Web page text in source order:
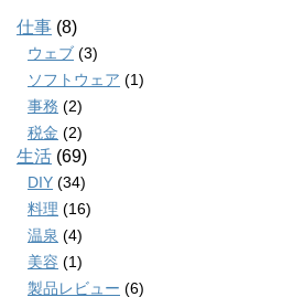
仕事 (8)
ウェブ (3)
ソフトウェア (1)
事務 (2)
税金 (2)
生活 (69)
DIY (34)
料理 (16)
温泉 (4)
美容 (1)
製品レビュー (6)